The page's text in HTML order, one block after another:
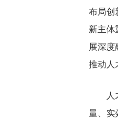
布局创
新主
展深
推动人
人才
量、实